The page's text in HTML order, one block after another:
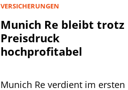
VERSICHERUNGEN
Munich Re bleibt trotz
Preisdruck
hochprofitabel
Munich Re verdient im ersten